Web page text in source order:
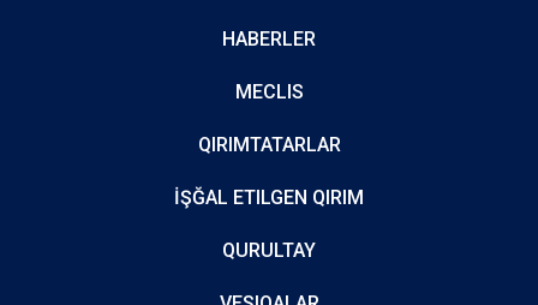
HABERLER
MECLIS
QIRIMTATARLAR
İŞĞAL ETILGEN QIRIM
QURULTAY